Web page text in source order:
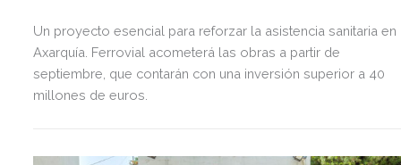
Un proyecto esencial para reforzar la asistencia sanitaria en
Axarquía. Ferrovial acometerá las obras a partir de
septiembre, que contarán con una inversión superior a 40
millones de euros.